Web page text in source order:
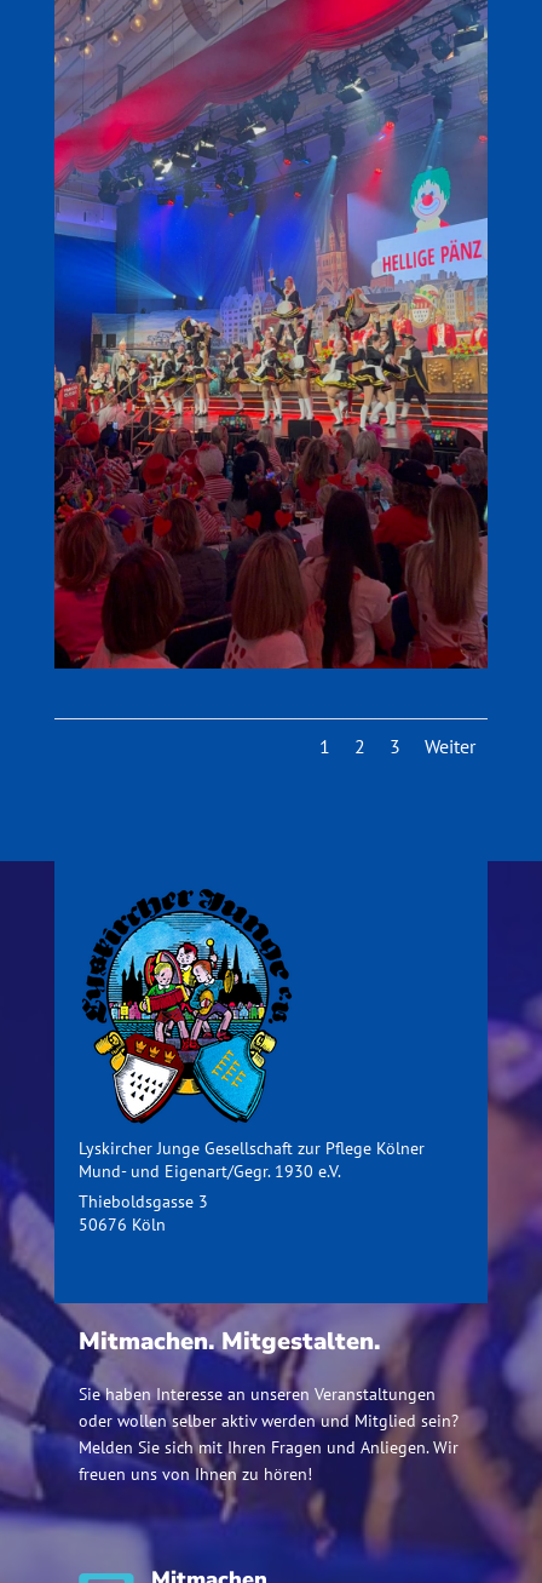
1 2 3 Weiter
Lyskircher Junge Gesellschaft zur Pflege Kölner
Mund- und Eigenart/Gegr. 1930 e.V.
Thieboldsgasse 3
50676 Köln
Mitmachen. Mitgestalten.
Sie haben Interesse an unseren Veranstaltungen
oder wollen selber aktiv werden und Mitglied sein?
Melden Sie sich mit Ihren Fragen und Anliegen. Wir
freuen uns von Ihnen zu hören!